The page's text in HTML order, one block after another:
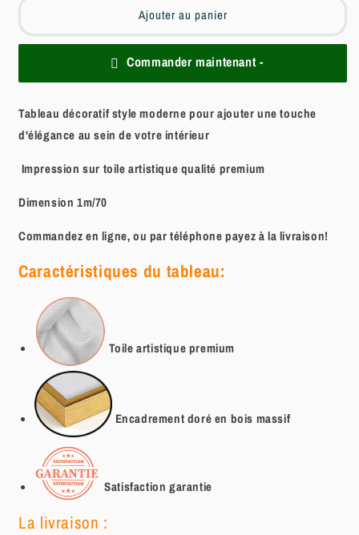
Ajouter au panier
Commander maintenant -
Tableau décoratif style moderne pour ajouter une touche
d'élégance au sein de votre intérieur
Impression sur toile artistique qualité premium
Dimension 1m/70
Commandez en ligne, ou par téléphone payez à la livraison!
Caractéristiques du tableau:
Toile artistiquepremium
Encadrement doré en bois massif
Satisfaction garantie
La livraison :